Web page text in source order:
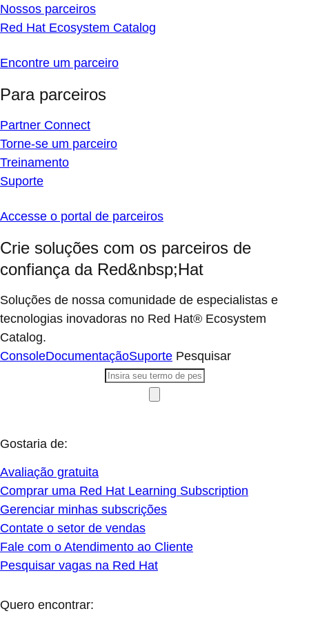
Nossos parceiros
Red Hat Ecosystem Catalog
Encontre um parceiro
Para parceiros
Partner Connect
Torne-se um parceiro
Treinamento
Suporte
Accesse o portal de parceiros
Crie soluções com os parceiros de
confiança da Red&nbsp;Hat
Soluções de nossa comunidade de especialistas e
tecnologias inovadoras no Red Hat® Ecosystem
Catalog.
ConsoleDocumentaçãoSuporte Pesquisar
Gostaria de:
Avaliação gratuita
Comprar uma Red Hat Learning Subscription
Gerenciar minhas subscrições
Contate o setor de vendas
Fale com o Atendimento ao Cliente
Pesquisar vagas na Red Hat
Quero encontrar: